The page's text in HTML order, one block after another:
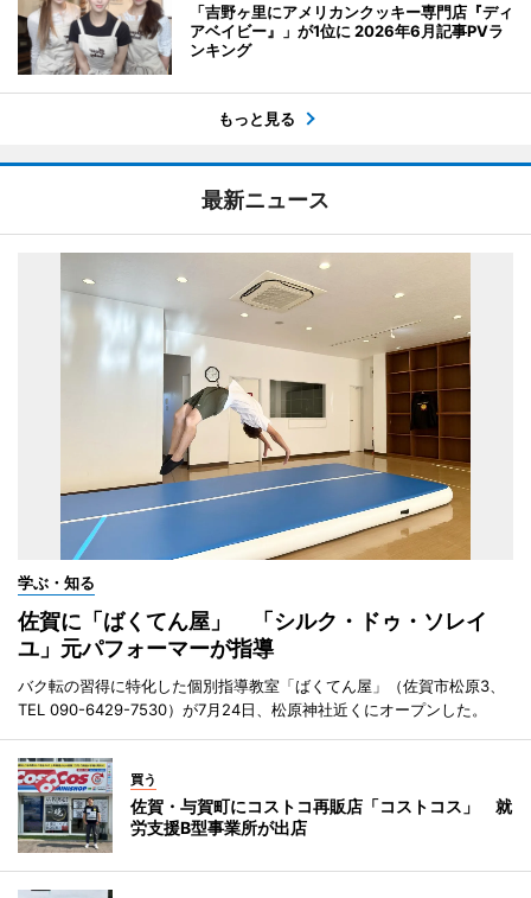
「吉野ヶ里にアメリカンクッキー専門店『ディ
アベイビー』」が1位に 2026年6月記事PVラ
ンキング
もっと見る
最新ニュース
学ぶ・知る
佐賀に「ばくてん屋」 「シルク・ドゥ・ソレイ
ユ」元パフォーマーが指導
バク転の習得に特化した個別指導教室「ばくてん屋」（佐賀市松原3、
TEL 090-6429-7530）が7月24日、松原神社近くにオープンした。
買う
佐賀・与賀町にコストコ再販店「コストコス」 就
労支援B型事業所が出店